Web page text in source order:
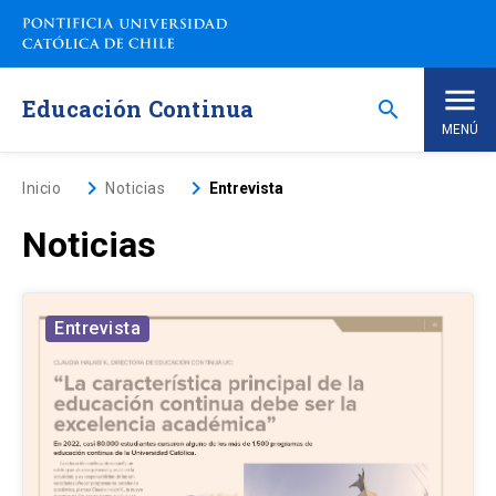
Saltar
contenido
Educación Continua search
MENÚ
Inicio
Nosotros
Programas Corporativos
Noticias
Inicio keyboard_arrow_rightNoticias keyboard_arrow_right Entrevista
Noticias
Entrevista